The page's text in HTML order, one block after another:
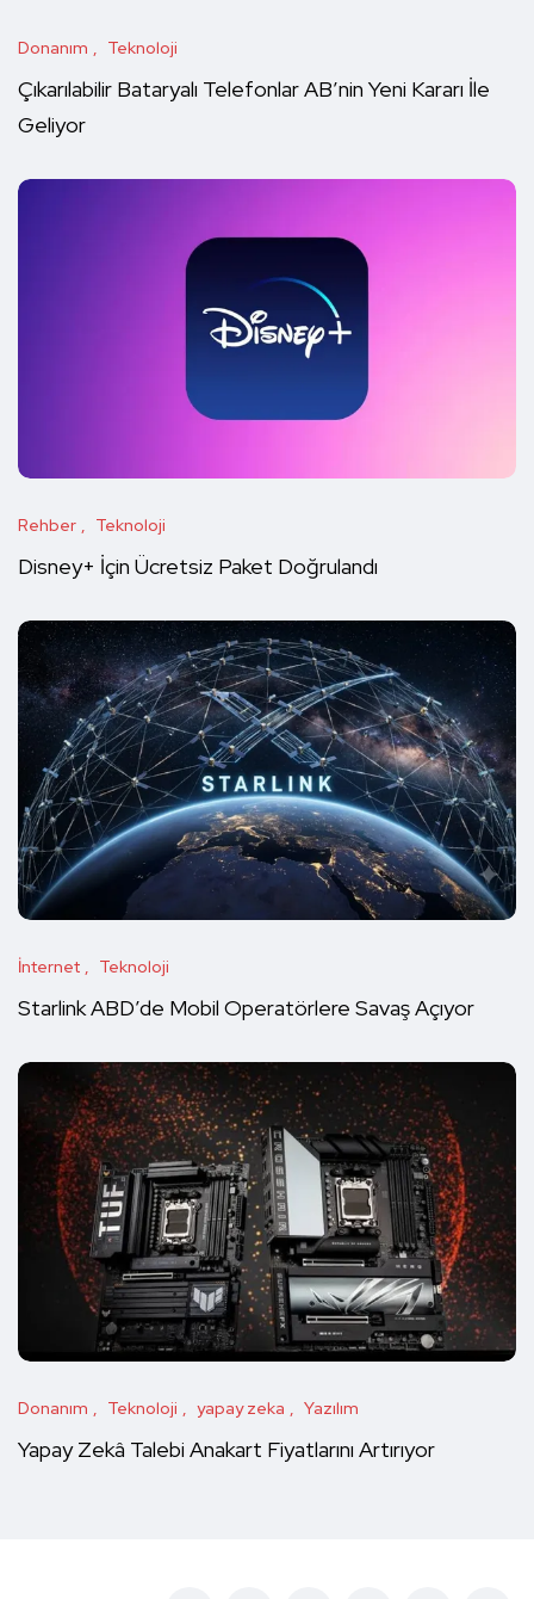
Donanım Teknoloji
Çıkarılabilir Bataryalı Telefonlar AB’nin Yeni Kararı İle
Geliyor
Rehber Teknoloji
Disney+ İçin Ücretsiz Paket Doğrulandı
İnternet Teknoloji
Starlink ABD’de Mobil Operatörlere Savaş Açıyor
Donanım Teknoloji yapay zeka Yazılım
Yapay Zekâ Talebi Anakart Fiyatlarını Artırıyor